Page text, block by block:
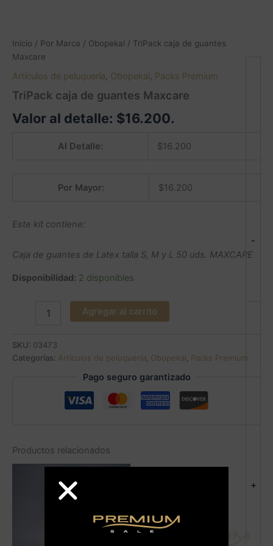
Inicio / Por Marca / Obopekal / TriPack caja de guantes
Maxcare
Artículos de peluquería, Obopekal, Packs Premium
TriPack caja de guantes Maxcare
Valor al detalle: $16.200.
Al Detalle: $16.200
Por Mayor: $16.200
Este kit contiene:
Caja de guantes de Latex talla S, M y L 50 uds. MAXCARE
Disponibilidad: 2 disponibles
-
+
Agregar al carrito
SKU: 03473
Categorías: Artículos de peluquería Obopekal Packs Premium
Pago seguro garantizado
Productos relacionados